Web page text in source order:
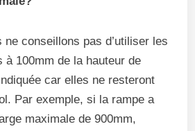
ne conseillons pas d’utiliser les
à 100mm de la hauteur de
car elles ne resteront
Par exemple, si la rampe a
maximale de 900mm,